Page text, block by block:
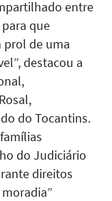
entre
que
prol de uma
destacou a
do Tocantins.
do Judiciário
direitos